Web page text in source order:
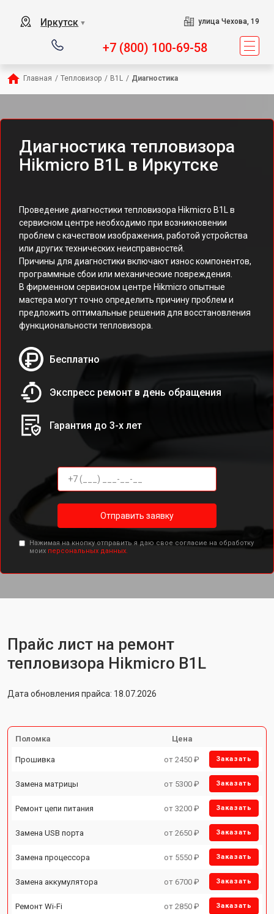
Иркутск ▼ улица Чехова, 19
+7 (800) 100-69-58
Главная / Тепловизор / B1L / Диагностика
Диагностика тепловизора
Hikmicro B1L в Иркутске
Проведение диагностики тепловизора Hikmicro B1L в
сервисном центре необходимо при возникновении
проблем с качеством изображения, работой устройства
или других технических неисправностей.
Причины для диагностики включают износ компонентов,
программные сбои или механические повреждения.
В фирменном сервисном центре Hikmicro опытные
мастера могут точно определить причину проблем и
предложить оптимальные решения для восстановления
функциональности тепловизора.
Бесплатно
Экспресс ремонт в день обращения
Гарантия до 3-х лет
Отправить заявку
Нажимая на кнопку отправить я даю свое согласие на обработку
моих персональных данных.
Прайс лист на ремонт
тепловизора Hikmicro B1L
Дата обновления прайса: 18.07.2026
Поломка Цена
Прошивка от 2450 ₽ Заказать
Замена матрицы от 5300 ₽ Заказать
Ремонт цепи питания от 3200 ₽ Заказать
Замена USB порта от 2650 ₽ Заказать
Замена процессора от 5550 ₽ Заказать
Замена аккумулятора от 6700 ₽ Заказать
Ремонт Wi-Fi от 2850 ₽ Заказать